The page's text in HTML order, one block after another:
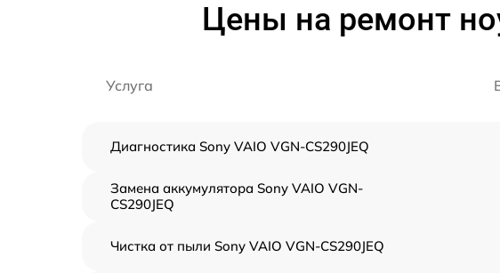
Цены на ремонт
Услуга
Диагностика Sony VAIO VGN-CS290JEQ
Замена аккумулятора Sony VAIO VGN-
CS290JEQ
Чистка от пыли Sony VAIO VGN-CS290JEQ